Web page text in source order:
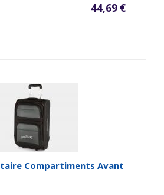
44,69 €
Compartiments Avant